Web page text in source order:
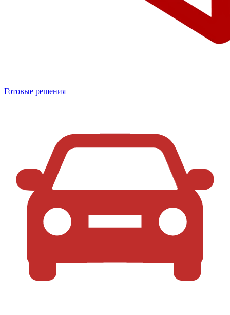
Готовые решения